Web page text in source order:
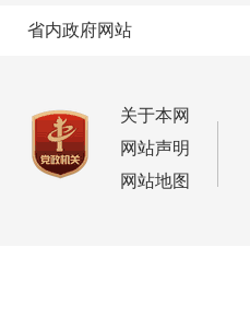
省内政府网站
关于本网
网站声明
网站地图